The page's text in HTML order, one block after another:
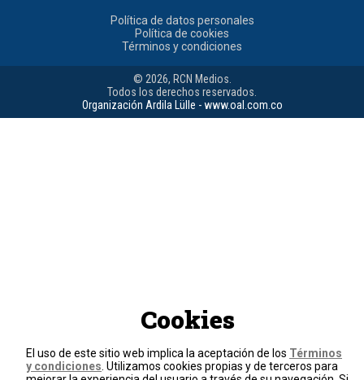
Política de datos personales
Política de cookies
Términos y condiciones
© 2026, RCN Medios.
Todos los derechos reservados.
Organización Ardila Lülle - www.oal.com.co
Cookies
El uso de este sitio web implica la aceptación de los Términos
y condiciones . Utilizamos cookies propias y de terceros para